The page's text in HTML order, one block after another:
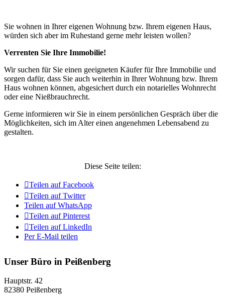
Sie wohnen in Ihrer eigenen Wohnung bzw. Ihrem eigenen Haus,
würden sich aber im Ruhestand gerne mehr leisten wollen?
Verrenten Sie Ihre Immobilie!
Wir suchen für Sie einen geeigneten Käufer für Ihre Immobilie und
sorgen dafür, dass Sie auch weiterhin in Ihrer Wohnung bzw. Ihrem
Haus wohnen können, abgesichert durch ein notarielles Wohnrecht
oder eine Nießbrauchrecht.
Gerne informieren wir Sie in einem persönlichen Gespräch über die
Möglichkeiten, sich im Alter einen angenehmen Lebensabend zu
gestalten.
Diese Seite teilen:
Teilen auf Facebook
Teilen auf Twitter
Teilen auf WhatsApp
Teilen auf Pinterest
Teilen auf LinkedIn
Per E-Mail teilen
Unser Büro in Peißenberg
Hauptstr. 42
82380 Peißenberg